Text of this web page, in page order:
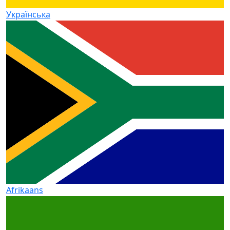
Українська
Afrikaans